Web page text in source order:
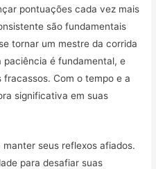
pontuações cada vez mais
são fundamentais
tornar um mestre da corrida
paciência é fundamental, e
fracassos. Com o tempo e a
significativa em suas
seus reflexos afiados.
para desafiar suas